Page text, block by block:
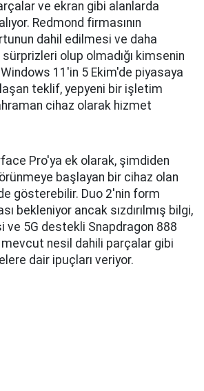
ve ekran gibi alanlarda
Redmond firmasının
dahil edilmesi ve daha
olup olmadığı kimsenin
11'in 5 Ekim'de piyasaya
teklif, yepyeni bir işletim
cihaz olarak hizmet
Pro'ya ek olarak, şimdiden
başlayan bir cihaz olan
gösterebilir. Duo 2'nin form
bekleniyor ancak sızdırılmış bilgi,
ve 5G destekli Snapdragon 888
nesil dahili parçalar gibi
dair ipuçları veriyor.